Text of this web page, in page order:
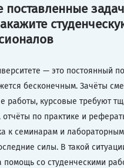
поставленные
— это постоянный
бесконечным. Зачёты
работы, курсовые требуют
отчёты по практике и
к семинарам и
силы. В такой
помощь со студенческими